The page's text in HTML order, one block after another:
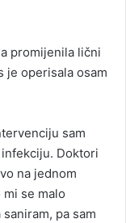
promijenila lični
je operisala osam
sam
Doktori
na jednom
se malo
pa sam